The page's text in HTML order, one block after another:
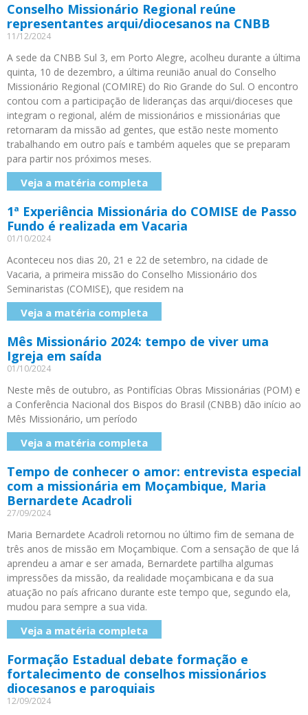
Conselho Missionário Regional reúne
representantes arqui/diocesanos na CNBB
11/12/2024
A sede da CNBB Sul 3, em Porto Alegre, acolheu durante a última
quinta, 10 de dezembro, a última reunião anual do Conselho
Missionário Regional (COMIRE) do Rio Grande do Sul. O encontro
contou com a participação de lideranças das arqui/dioceses que
integram o regional, além de missionários e missionárias que
retornaram da missão ad gentes, que estão neste momento
trabalhando em outro país e também aqueles que se preparam
para partir nos próximos meses.
Veja a matéria completa
1ª Experiência Missionária do COMISE de Passo
Fundo é realizada em Vacaria
01/10/2024
Aconteceu nos dias 20, 21 e 22 de setembro, na cidade de
Vacaria, a primeira missão do Conselho Missionário dos
Seminaristas (COMISE), que residem na
Veja a matéria completa
Mês Missionário 2024: tempo de viver uma
Igreja em saída
01/10/2024
Neste mês de outubro, as Pontifícias Obras Missionárias (POM) e
a Conferência Nacional dos Bispos do Brasil (CNBB) dão início ao
Mês Missionário, um período
Veja a matéria completa
Tempo de conhecer o amor: entrevista especial
com a missionária em Moçambique, Maria
Bernardete Acadroli
27/09/2024
Maria Bernardete Acadroli retornou no último fim de semana de
três anos de missão em Moçambique. Com a sensação de que lá
aprendeu a amar e ser amada, Bernardete partilha algumas
impressões da missão, da realidade moçambicana e da sua
atuação no país africano durante este tempo que, segundo ela,
mudou para sempre a sua vida.
Veja a matéria completa
Formação Estadual debate formação e
fortalecimento de conselhos missionários
diocesanos e paroquiais
12/09/2024